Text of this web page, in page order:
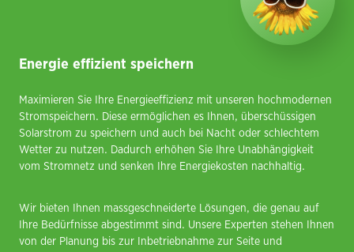
Energie effizient speichern
Maximieren Sie Ihre Energieeffizienz mit unseren hochmodernen
Stromspeichern. Diese ermöglichen es Ihnen, überschüssigen
Solarstrom zu speichern und auch bei Nacht oder schlechtem
Wetter zu nutzen. Dadurch erhöhen Sie Ihre Unabhängigkeit
vom Stromnetz und senken Ihre Energiekosten nachhaltig.
Wir bieten Ihnen massgeschneiderte Lösungen, die genau auf
Ihre Bedürfnisse abgestimmt sind. Unsere Experten stehen Ihnen
von der Planung bis zur Inbetriebnahme zur Seite und